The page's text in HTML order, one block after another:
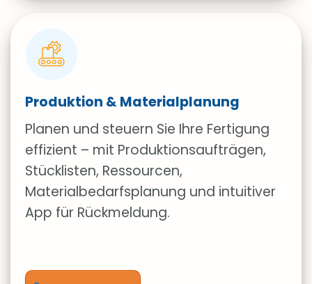
Produktion & Materialplanung
Planen und steuern Sie Ihre Fertigung
effizient – mit Produktionsaufträgen,
Stücklisten, Ressourcen,
Materialbedarfsplanung und intuitiver
App für Rückmeldung.